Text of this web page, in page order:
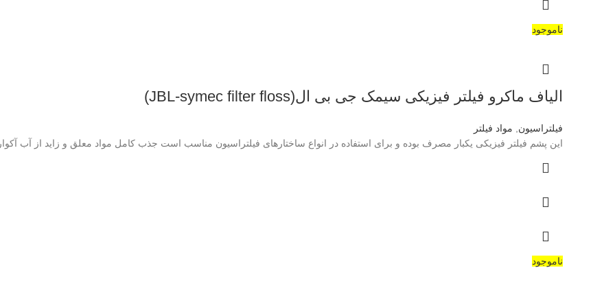
ناموجود
الیاف ماکرو فیلتر فیزیکی سیمک جی بی ال(JBL-symec filter floss)
فیلتراسیون
مواد فیلتر
این پشم فیلتر فیزیکی یکبار مصرف بوده و برای استفاده در انواع ساختارهای فیلتراسیون مناسب است جذب کامل مواد معلق و زاید از آب
ناموجود